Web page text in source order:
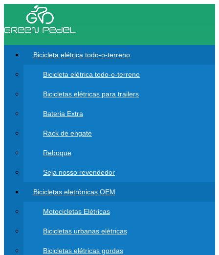
Bicicleta elétrica todo-o-terreno
Bicicleta elétrica todo-o-terreno
Bicicletas elétricas para trailers
Bateria Extra
Rack de engate
Reboque
Seja nosso revendedor
Bicicletas eletrônicas OEM
Motocicletas Elétricas
Bicicletas urbanas elétricas
Bicicletas elétricas gordas